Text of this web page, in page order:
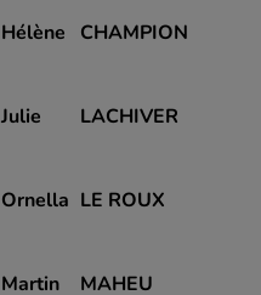
Hélène CHAMPION
Julie LACHIVER
Ornella LE ROUX
Martin MAHEU